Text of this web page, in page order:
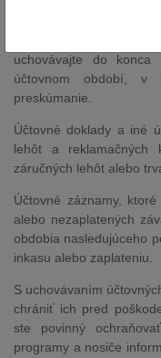
končia až po tom,
uchovávajte do konca
účtovnom období,
preskúmanie.
Účtovné doklady a iné
lehôt a reklamačných
záručných lehôt alebo
Účtovné záznamy,
alebo nezaplatených
obdobia nasledujúceho
inkasu alebo zaplateniu.
S uchovávaním
chrániť ich pred
ste povinný
programy a nosiče